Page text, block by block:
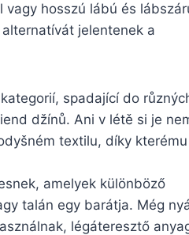
hosszú lábú és
jelentenek a
spadající do
džínů. Ani v létě si je
textilu, díky
amelyek különböző
talán egy barátja. Még
légáteresztő